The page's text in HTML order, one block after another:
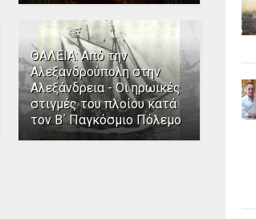
ΘΑΛΕΙΑ: Από την
Αλεξανδρούπολη στην
Αλεξάνδρεια - Οι ηρωικές
στιγμές του πλοίου κατά
τον Β΄ Παγκόσμιο Πόλεμο